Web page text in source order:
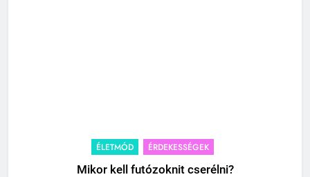
ÉLETMÓD ÉRDEKESSÉGEK
Mikor kell futózoknit cserélni?